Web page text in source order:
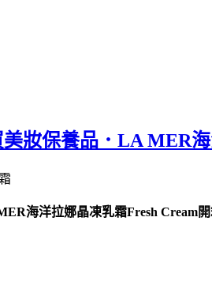
美妝保養品．LA MER
海洋拉娜晶凍乳霜Fresh Cream